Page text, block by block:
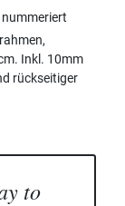
Inkl. 10mm
rückseitiger
to